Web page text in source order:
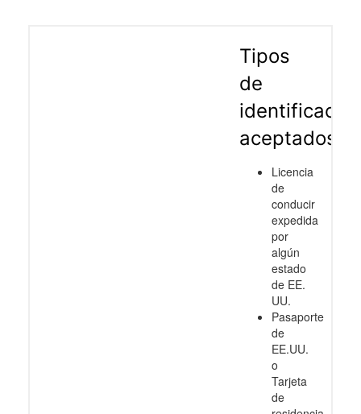
Tipos
de
aceptados
Licencia
de
conducir
expedida
por
algún
estado
de EE.
UU.
Pasaporte
de
EE.UU.
o
Tarjeta
de